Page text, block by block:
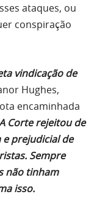
ataques, ou
conspiração
vindicação de
Hughes,
encaminhada
Corte rejeitou de
prejudicial de
Sempre
não tinham
isso.